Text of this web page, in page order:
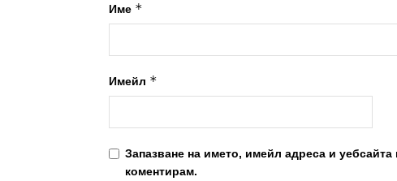
Име *
Имейл *
Запазване на името, имейл адреса и
коментирам.